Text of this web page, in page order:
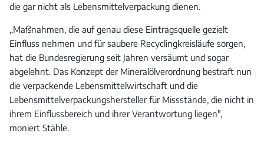
die gar nicht als Lebensmittelverpackung dienen.
„Maßnahmen, die auf genau diese Eintragsquelle gezielt
Einfluss nehmen und für saubere Recyclingkreisläufe sorgen,
hat die Bundesregierung seit Jahren versäumt und sogar
abgelehnt. Das Konzept der Mineralölverordnung bestraft nun
die verpackende Lebensmittelwirtschaft und die
Lebensmittelverpackungshersteller für Missstände, die nicht in
ihrem Einflussbereich und ihrer Verantwortung liegen",
moniert Stähle.